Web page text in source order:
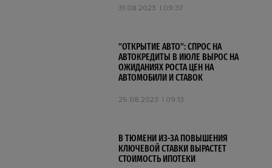
31.08.2023 09:37
"ОТКРЫТИЕ АВТО": СПРОС НА
АВТОКРЕДИТЫ В ИЮЛЕ ВЫРОС НА
ОЖИДАНИЯХ РОСТА ЦЕН НА
АВТОМОБИЛИ И СТАВОК
25.08.2023 09:13
В ТЮМЕНИ ИЗ-ЗА ПОВЫШЕНИЯ
КЛЮЧЕВОЙ СТАВКИ ВЫРАСТЕТ
СТОИМОСТЬ ИПОТЕКИ